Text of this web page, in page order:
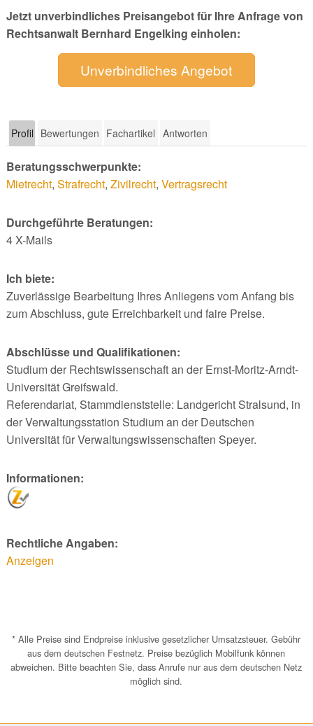
Jetzt unverbindliches Preisangebot für Ihre Anfrage von
Rechtsanwalt Bernhard Engelking einholen:
Unverbindliches Angebot
Profil Bewertungen Fachartikel Antworten
Beratungsschwerpunkte:
Mietrecht, Strafrecht, Zivilrecht, Vertragsrecht
Durchgeführte Beratungen:
4 X-Mails
Ich biete:
Zuverlässige Bearbeitung Ihres Anliegens vom Anfang bis
zum Abschluss, gute Erreichbarkeit und faire Preise.
Abschlüsse und Qualifikationen:
Studium der Rechtswissenschaft an der Ernst-Moritz-Arndt-
Universität Greifswald.
Referendariat, Stammdienststelle: Landgericht Stralsund, in
der Verwaltungsstation Studium an der Deutschen
Universität für Verwaltungswissenschaften Speyer.
Informationen:
Rechtliche Angaben:
Anzeigen
* Alle Preise sind Endpreise inklusive gesetzlicher Umsatzsteuer. Gebühr
aus dem deutschen Festnetz. Preise bezüglich Mobilfunk können
abweichen. Bitte beachten Sie, dass Anrufe nur aus dem deutschen Netz
möglich sind.